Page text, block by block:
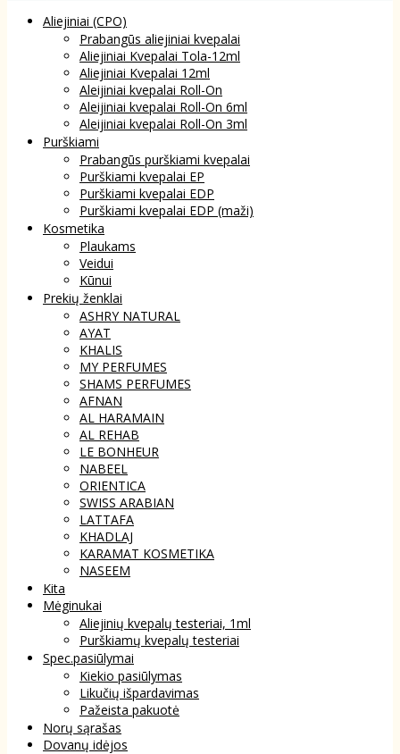
Aliejiniai (CPO)
Prabangūs aliejiniai kvepalai
Aliejiniai Kvepalai Tola-12ml
Aliejiniai Kvepalai 12ml
Aleijiniai kvepalai Roll-On
Aleijiniai kvepalai Roll-On 6ml
Aleijiniai kvepalai Roll-On 3ml
Purškiami
Prabangūs purškiami kvepalai
Purškiami kvepalai EP
Purškiami kvepalai EDP
Purškiami kvepalai EDP (maži)
Kosmetika
Plaukams
Veidui
Kūnui
Prekių ženklai
ASHRY NATURAL
AYAT
KHALIS
MY PERFUMES
SHAMS PERFUMES
AFNAN
AL HARAMAIN
AL REHAB
LE BONHEUR
NABEEL
ORIENTICA
SWISS ARABIAN
LATTAFA
KHADLAJ
KARAMAT KOSMETIKA
NASEEM
Kita
Mėginukai
Aliejinių kvepalų testeriai, 1ml
Purškiamų kvepalų testeriai
Spec.pasiūlymai
Kiekio pasiūlymas
Likučių išpardavimas
Pažeista pakuotė
Norų sąrašas
Dovanų idėjos